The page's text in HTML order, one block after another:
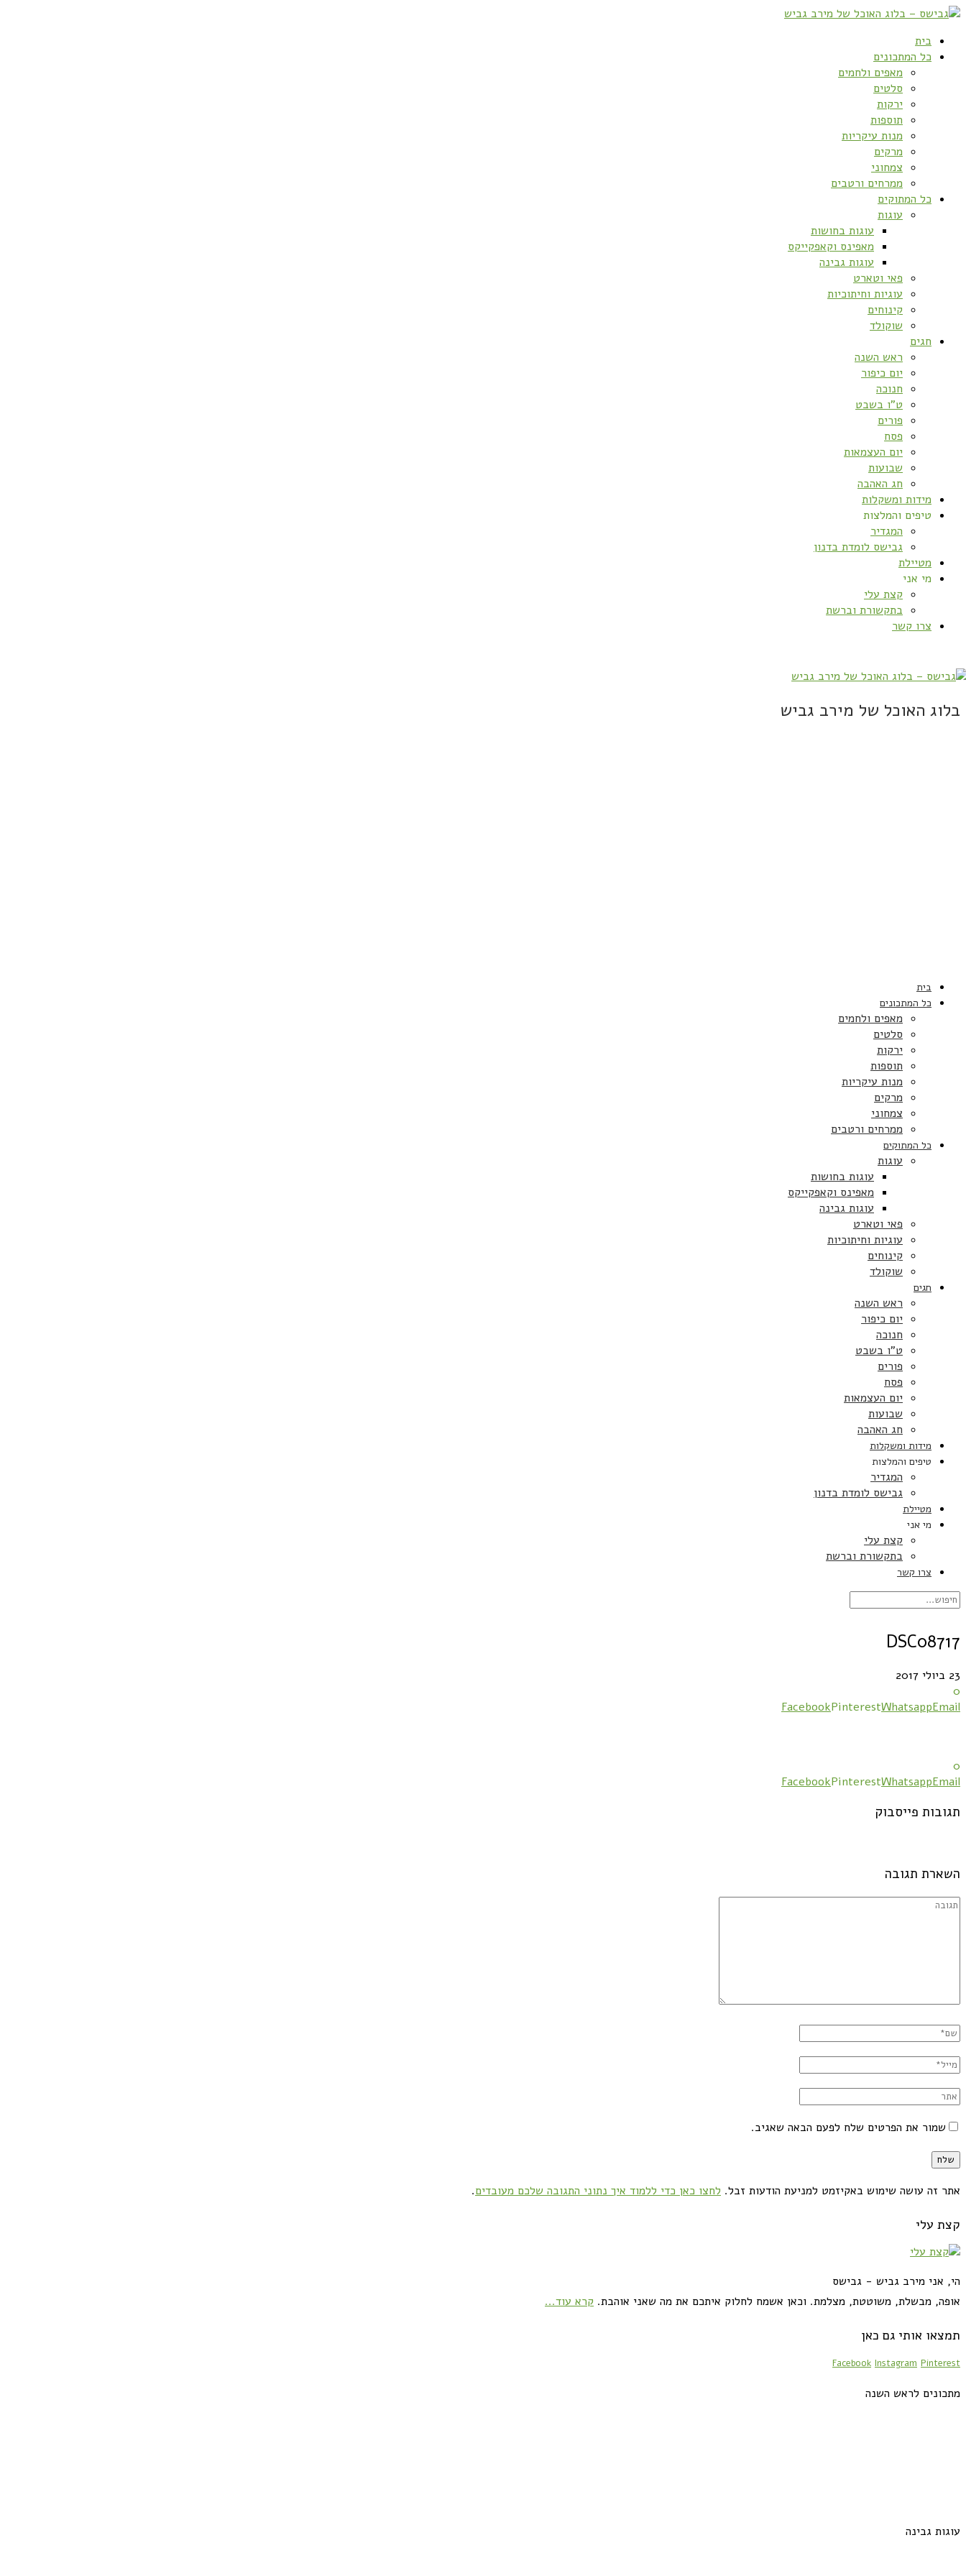
בית
כל המתכונים
מאפים ולחמים
סלטים
ירקות
תוספות
מנות עיקריות
מרקים
צמחוני
ממרחים ורטבים
כל המתוקים
עוגות
עוגות בחושות
מאפינס וקאפקייקס
עוגות גבינה
פאי וטארט
עוגיות וחיתוכיות
קינוחים
שוקולד
חגים
ראש השנה
יום כיפור
חנוכה
ט”ו בשבט
פורים
פסח
יום העצמאות
שבועות
חג האהבה
מידות ומשקלות
טיפים והמלצות
המגדיר
גבישס לומדת בדנון
מטיילת
מי אני
קצת עלי
בתקשורת וברשת
צרו קשר
בלוג האוכל של מירב גביש
בית
כל המתכונים
מאפים ולחמים
סלטים
ירקות
תוספות
מנות עיקריות
מרקים
צמחוני
ממרחים ורטבים
כל המתוקים
עוגות
עוגות בחושות
מאפינס וקאפקייקס
עוגות גבינה
פאי וטארט
עוגיות וחיתוכיות
קינוחים
שוקולד
חגים
ראש השנה
יום כיפור
חנוכה
ט”ו בשבט
פורים
פסח
יום העצמאות
שבועות
חג האהבה
מידות ומשקלות
טיפים והמלצות
המגדיר
גבישס לומדת בדנון
מטיילת
מי אני
קצת עלי
בתקשורת וברשת
צרו קשר
DSC08717
23 ביולי 2017
0
FacebookPinterestWhatsappEmail
0
FacebookPinterestWhatsappEmail
תגובות פייסבוק
השארת תגובה
שמור את הפרטים שלח לפעם הבאה שאגיב.
אתר זה עושה שימוש באקיזמט למניעת הודעות זבל. לחצו כאן כדי ללמוד איך נתוני התגובה שלכם מעובדים.
קצת עלי
הי, אני מירב גביש - גבישס
אופה, מבשלת, משוטטת, מצלמת. וכאן אשמח לחלוק איתכם את מה שאני אוהבת. קרא עוד...
תמצאו אותי גם כאן
Facebook Instagram Pinterest
מתכונים לראש השנה
עוגות גבינה